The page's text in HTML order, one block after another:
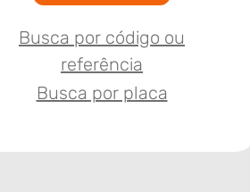
Busca por código ou
referência
Busca por placa